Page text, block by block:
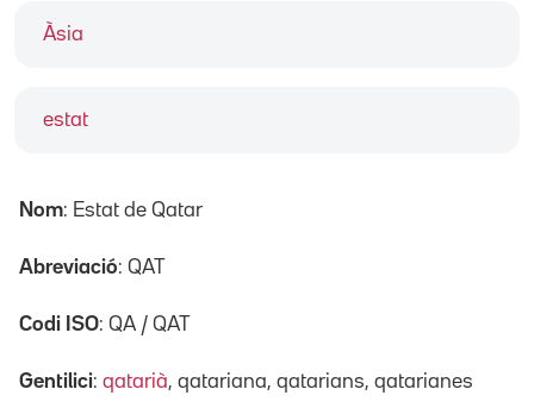
Àsia
estat
Nom: Estat de Qatar
Abreviació: QAT
Codi ISO: QA / QAT
Gentilici: qatarià, qatariana, qatarians, qatarianes